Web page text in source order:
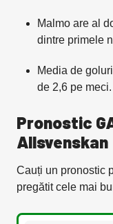
Malmo are al
dintre primele
Media de
de 2,6 pe meci.
Pronostic
Allsvenskan
Cauți un pronostic
pregătit cele mai